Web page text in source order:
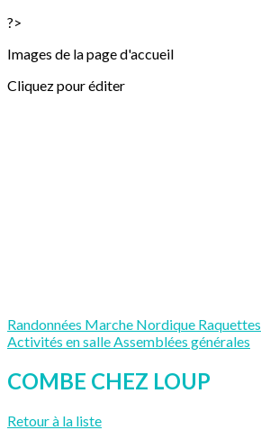
?>
Images de la page d'accueil
Cliquez pour éditer
Randonnées Marche Nordique Raquettes
Activités en salleAssemblées générales
COMBE CHEZ LOUP
Retour à la liste